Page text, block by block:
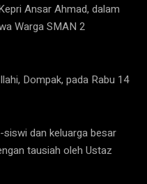
Ansar Ahmad, dalam
Warga SMAN 2
Dompak, pada Rabu 14
dan keluarga besar
tausiah oleh Ustaz